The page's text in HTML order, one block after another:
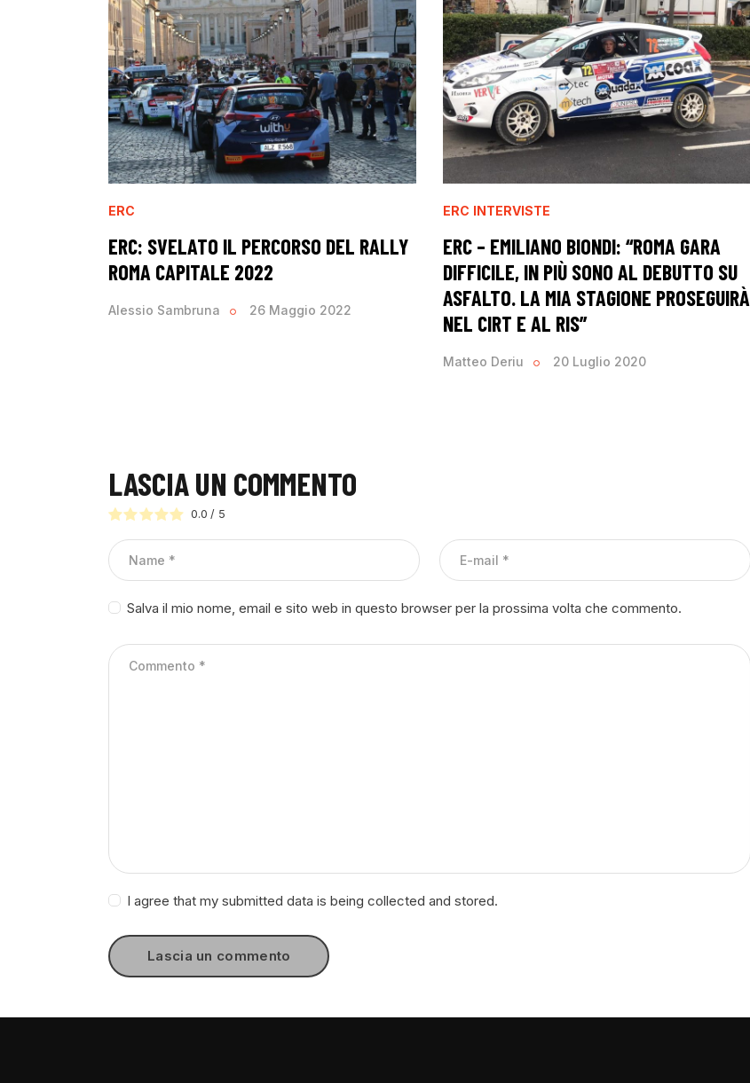
ERC
ERC: SVELATO IL PERCORSO DEL RALLY
ROMA CAPITALE 2022
Alessio Sambruna 26 Maggio 2022
ERC INTERVISTE
ERC – EMILIANO BIONDI: “ROMA GARA
DIFFICILE, IN PIÙ SONO AL DEBUTTO SU
ASFALTO. LA MIA STAGIONE PROSEGUIRÀ
NEL CIRT E AL RIS”
Matteo Deriu 20 Luglio 2020
LASCIA UN COMMENTO
0.0 / 5
Salva il mio nome, email e sito web in questo browser per la prossima volta che commento.
I agree that my submitted data is being collected and stored.